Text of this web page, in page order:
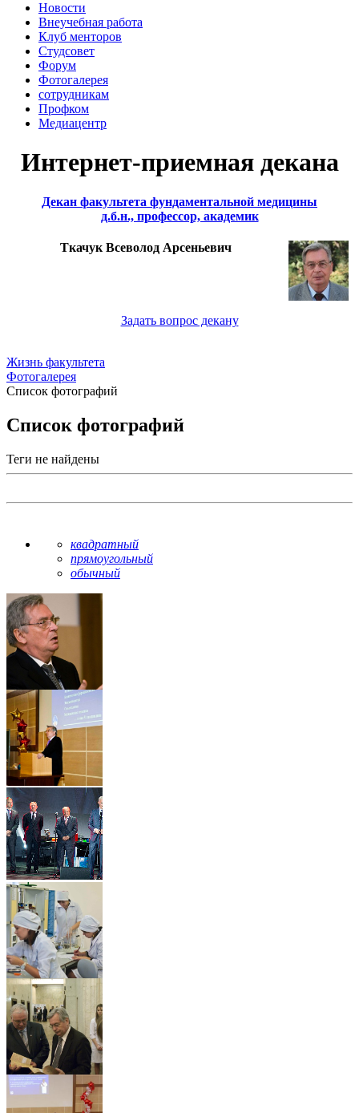
Новости
Внеучебная работа
Клуб менторов
Студсовет
Форум
Фотогалерея
сотрудникам
Профком
Медиацентр
Интернет-приемная декана
Декан факультета фундаментальной медицины
д.б.н., профессор, академик
Ткачук Всеволод Арсеньевич
Задать вопрос декану
Жизнь факультета
Фотогалерея
Список фотографий
Список фотографий
Теги не найдены
квадратный
прямоугольный
обычный